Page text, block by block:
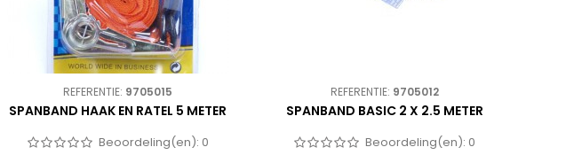
REFERENTIE: 9705015
SPANBAND HAAK EN RATEL 5 METER
Beoordeling(en): 0
REFERENTIE: 9705012
SPANBAND BASIC 2 X 2.5 METER
Beoordeling(en): 0